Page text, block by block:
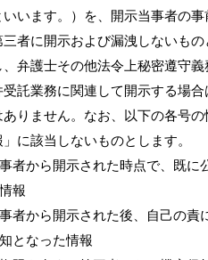
います。）を、開示当事者の事
者に開示および漏洩しないもの
、弁護士その他法令上秘密遵守義
受託業務に関連して開示する場合
ありません。なお、以下の各号の
に該当しないものとします。
者から開示された時点で、既に
報
者から開示された後、自己の責
となった情報